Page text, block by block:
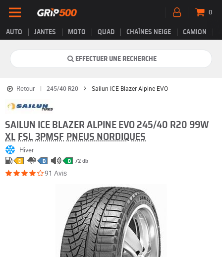
AUTO JANTES MOTO QUAD CHAÎNES NEIGE CAMION
0
EFFECTUER UNE RECHERCHE
Retour 245/40 R20 Sailun ICE Blazer Alpine EVO
SAILUN ICE BLAZER ALPINE EVO 245/40 R20 99W
XL FSL 3PMSF PNEUS NORDIQUES
Hiver
D B B 72 db
91 Avis